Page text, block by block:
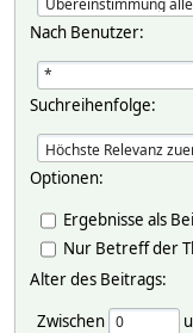
Nach Benutzer:
Suchreihenfolge:
Optionen:
Ergebnisse als
Nur Betreff der
Alter des Beitrags:
Zwischen